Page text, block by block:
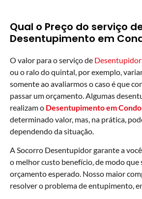
Qual o Preço do serviço
Desentupimento em
O valor para o serviço de
ou o ralo do quintal, por exemplo,
somente ao avaliarmos o caso é que
passar um orçamento. Algumas
realizam o Desentupimento em
determinado valor, mas, na prática,
dependendo da situação.
A Socorro Desentupidor garante a
o melhor custo benefício, de modo que
orçamento esperado. Nosso maior
resolver o problema de entupimento,